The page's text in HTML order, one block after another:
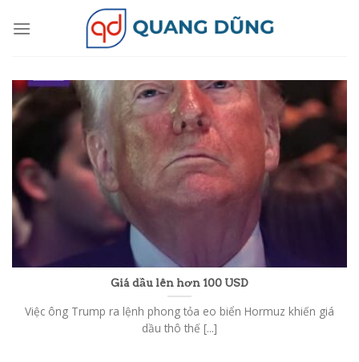
Giá dầu lên hơn 100 USD
Việc ông Trump ra lệnh phong tỏa eo biển Hormuz khiến giá
dầu thô thế [...]